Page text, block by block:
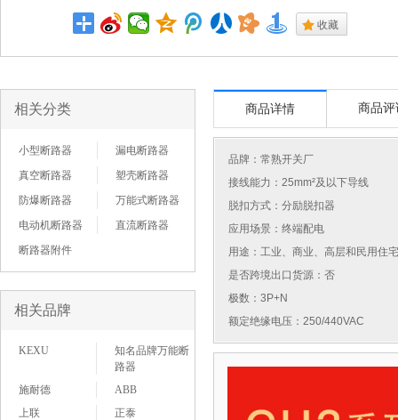
. 收藏
相关分类
小型断路器
漏电断路器
真空断路器
塑壳断路器
防爆断路器
万能式断路器
电动机断路器
直流断路器
断路器附件
相关品牌
KEXU
知名品牌万能断
路器
施耐德
ABB
上联
正泰
商品详情 商品评
品牌： 常熟开关厂
接线能力：25mm²及以下导线
脱扣方式：分励脱扣器
应用场景：终端配电
用途：工业、商业、高层和民用住
是否跨境出口货源：否
极数：3P+N
额定绝缘电压：250/440VAC